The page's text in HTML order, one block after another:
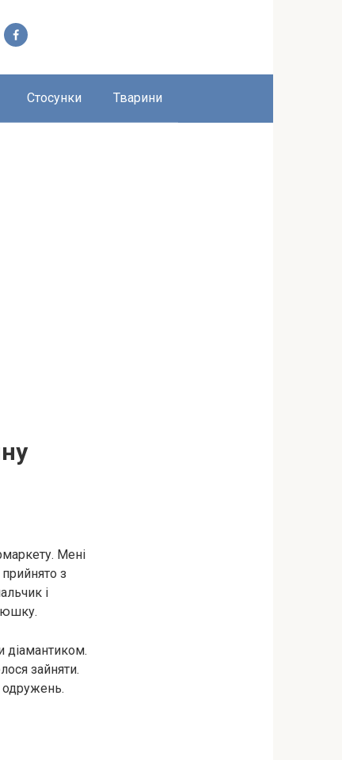
Стосунки Тварини
Мені
з
і
діамантиком.
зайняти.
одружень.